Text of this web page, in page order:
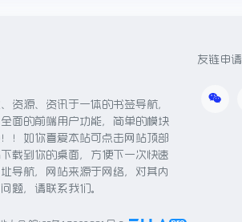
资源、资讯于一体的书签导航，
面的前端用户功能，简单的模块
！如你喜爱本站可点击网站顶部
载到你的桌面，方便下一次快速
导航，网站来源于网络，对其内
题，请联系我们。
友链申请